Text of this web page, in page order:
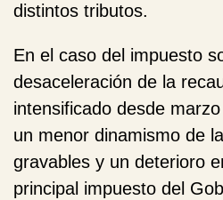
distintos tributos.
En el caso del impuesto
desaceleración de la
intensificado desde
un menor dinamismo de
gravables y un deterioro
principal impuesto del